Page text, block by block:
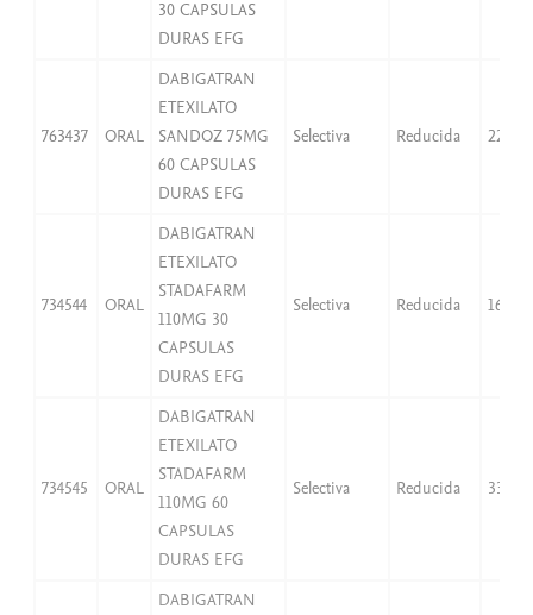
30 CAPSULAS
DURAS EFG
763437 ORAL
DABIGATRAN
ETEXILATO
SANDOZ 75MG
60 CAPSULAS
DURAS EFG
Selectiva Reducida 22,54
734544 ORAL
DABIGATRAN
ETEXILATO
STADAFARM
110MG 30
CAPSULAS
DURAS EFG
Selectiva Reducida 16,53
734545 ORAL
DABIGATRAN
ETEXILATO
STADAFARM
110MG 60
CAPSULAS
DURAS EFG
Selectiva Reducida 33,06
DABIGATRAN